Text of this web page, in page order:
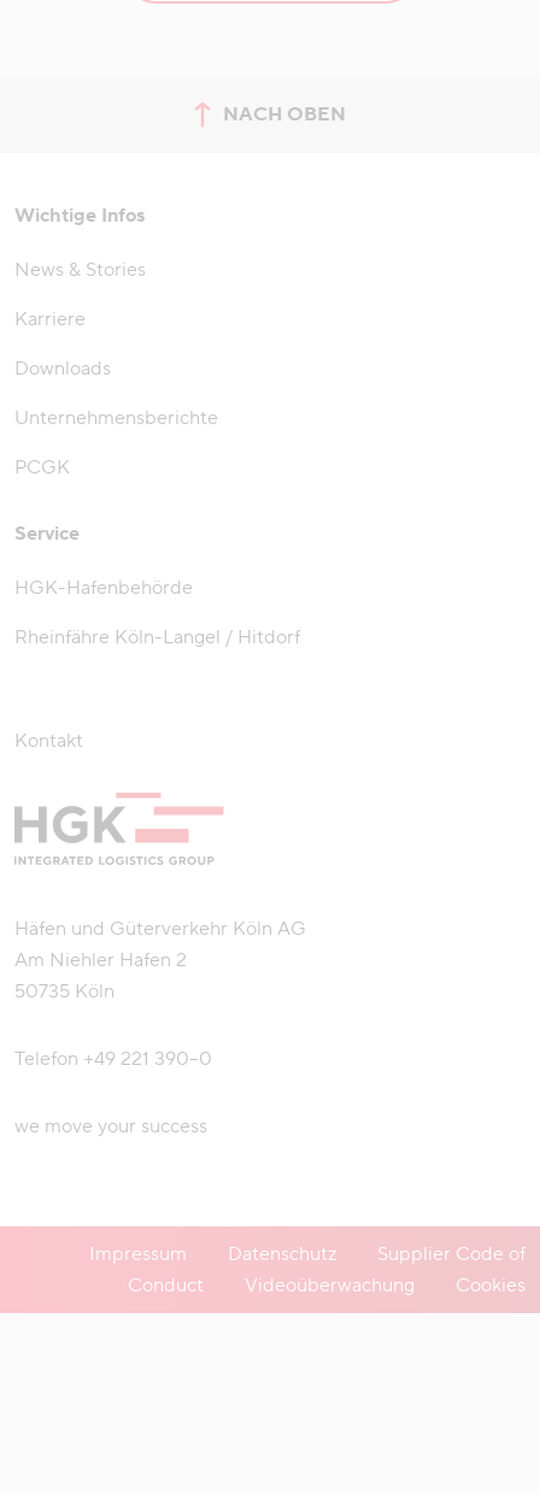
NACH OBEN
zum Seitenanfang springen
Wichtige Infos
News & Stories
Karriere
Downloads
Unternehmensberichte
PCGK
Service
HGK-Hafenbehörde
Rheinfähre Köln-Langel / Hitdorf
Kontakt
Häfen und Güterverkehr Köln AG
Am Niehler Hafen 2
50735 Köln
Telefon +49 221 390–0
we move your success
Impressum Datenschutz
Supplier Code of
Conduct
Videoüberwachung Cookies